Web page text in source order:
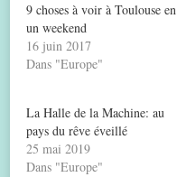
9 choses à voir à Toulouse en
un weekend
16 juin 2017
Dans "Europe"
La Halle de la Machine: au
pays du rêve éveillé
25 mai 2019
Dans "Europe"